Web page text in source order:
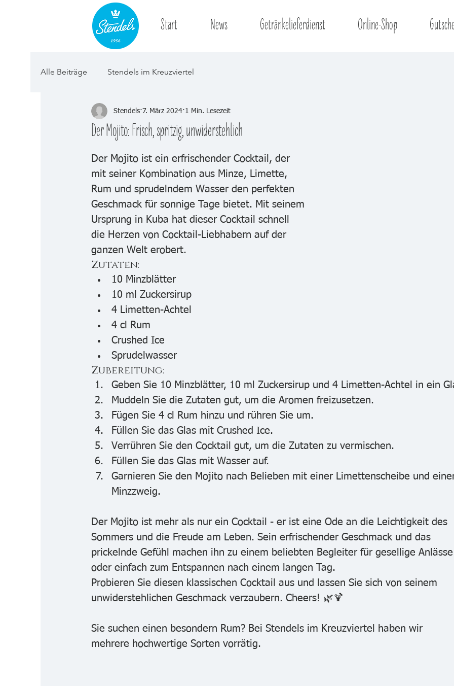
Start News Getränkelieferdienst Online-Shop
Alle Beiträge Stendels im Kreuzviertel
Der Mojito: Frisch, spritzig, unwiderstehlich
Stendels 7. März 2024 1 Min. Lesezeit
Der Mojito ist ein erfrischender Cocktail, der
mit seiner Kombination aus Minze, Limette,
Rum und sprudelndem Wasser den perfekten
Geschmack für sonnige Tage bietet. Mit seinem
Ursprung in Kuba hat dieser Cocktail schnell
die Herzen von Cocktail-Liebhabern auf der
ganzen Welt erobert.
Zutaten:
10 Minzblätter
10 ml Zuckersirup
4 Limetten-Achtel
4 cl Rum
Crushed Ice
Sprudelwasser
Zubereitung:
Geben Sie 10 Minzblätter, 10 ml Zuckersirup und 4 Limetten-Achtel in ein
Muddeln Sie die Zutaten gut, um die Aromen freizusetzen.
Fügen Sie 4 cl Rum hinzu und rühren Sie um.
Füllen Sie das Glas mit Crushed Ice.
Verrühren Sie den Cocktail gut, um die Zutaten zu vermischen.
Füllen Sie das Glas mit Wasser auf.
Garnieren Sie den Mojito nach Belieben mit einer Limettenscheibe und
Minzzweig.
Der Mojito ist mehr als nur ein Cocktail - er ist eine Ode an die Leichtigkeit des
Sommers und die Freude am Leben. Sein erfrischender Geschmack und das
prickelnde Gefühl machen ihn zu einem beliebten Begleiter für gesellige
oder einfach zum Entspannen nach einem langen Tag.
Probieren Sie diesen klassischen Cocktail aus und lassen Sie sich von seinem
unwiderstehlichen Geschmack verzaubern. Cheers! 🌿🍹
Sie suchen einen besondern Rum? Bei Stendels im Kreuzviertel haben wir
mehrere hochwertige Sorten vorrätig.